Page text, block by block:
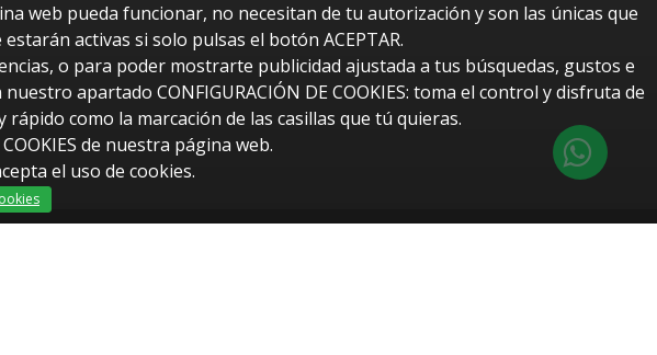
web pueda funcionar, no necesitan de tu autorización y son las únicas que
activas si solo pulsas el botón ACEPTAR.
o para poder mostrarte publicidad ajustada a tus búsquedas, gustos e
apartado CONFIGURACIÓN DE COOKIES: toma el control y disfruta de
como la marcación de las casillas que tú quieras.
de nuestra página web.
el uso de cookies.